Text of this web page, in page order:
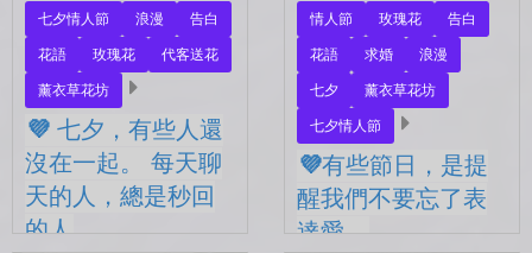
七夕情人節 浪漫
告白
花語
玫瑰花
代客送花
薰衣草花坊
💜 七夕，有些人還
沒在一起。 每天聊
天的人，總是秒回
的人
情人節 玫瑰花
告白
花語
求婚
浪漫
七夕
薰衣草花坊
七夕情人節
💜有些節日，是提
醒我們不要忘了表
達愛。